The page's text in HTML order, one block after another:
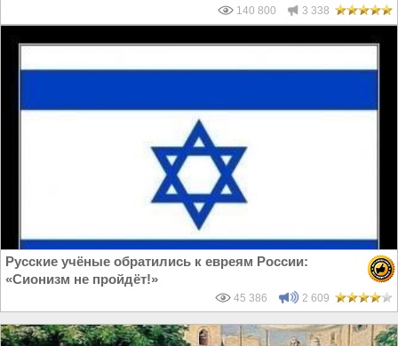
140 800 3 338
Русские учёные обратились к евреям России:
«Сионизм не пройдёт!»
45 386 2 609